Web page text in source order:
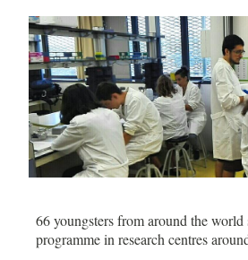
66 youngsters from around the
programme in research centres